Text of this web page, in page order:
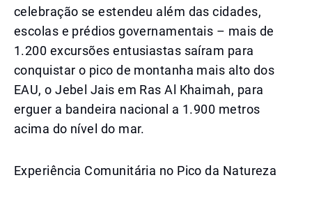
celebração se estendeu além das cidades,
escolas e prédios governamentais – mais de
1.200 excursões entusiastas saíram para
conquistar o pico de montanha mais alto dos
EAU, o Jebel Jais em Ras Al Khaimah, para
erguer a bandeira nacional a 1.900 metros
acima do nível do mar.
Experiência Comunitária no Pico da Natureza